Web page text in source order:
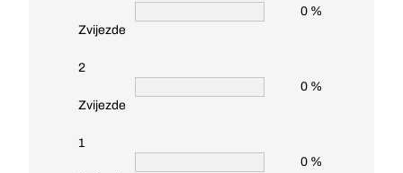
Zvijezde
0 %
2
Zvijezde
0 %
1
0 %